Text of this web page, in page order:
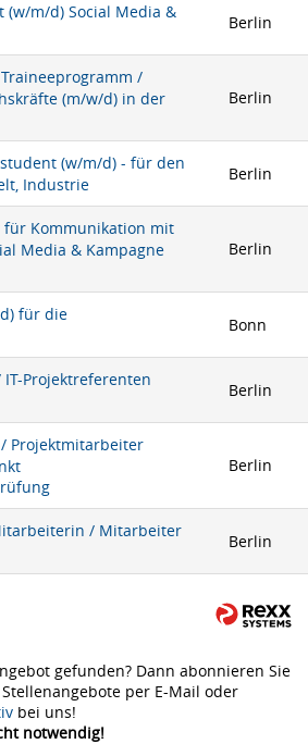
(w/m/d) Social Media &
Berlin
/
(m/w/d) in der
Berlin
(w/m/d) - für den
Industrie
Berlin
Kommunikation mit
Media & Kampagne
Berlin
für die
Bonn
Projektreferenten
Berlin
Projektmitarbeiter
Berlin
/ Mitarbeiter
Berlin
gefunden? Dann abonnieren Sie
per E-Mail oder
bei uns!
notwendig!